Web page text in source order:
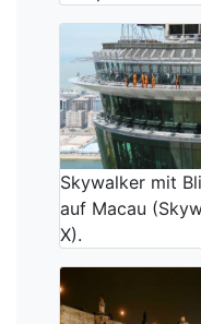
Skywalker mit
auf Macau
X).